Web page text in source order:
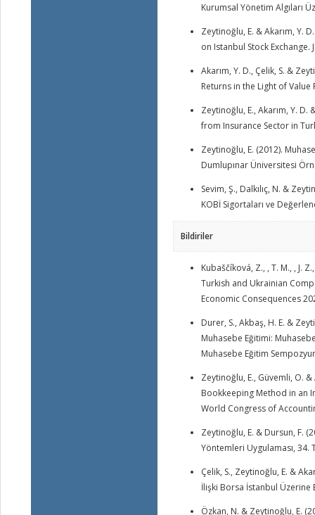
Kurumsal Yönetim Algıları
Zeytinoğlu, E. & Akarım, Y.
on Istanbul Stock
Akarım, Y. D., Çelik, S. &
Returns in the Light of
Zeytinoğlu, E., Akarım, Y.
from Insurance Sector in
Zeytinoğlu, E. (2012).
Dumlupınar Üniversitesi
Sevim, Ş., Dalkılıç, N. &
KOBİ Sigortaları ve
Bildiriler
Kubaščíková, Z., , T. M., , J.
Turkish and Ukrainian
Economic Consequences
Durer, S., Akbaş, H. E. &
Muhasebe Eğitimi:
Muhasebe Eğitim
Zeytinoğlu, E., Güvemli, O.
Bookkeeping Method in an
World Congress of
Zeytinoğlu, E. & Dursun, F.
Yöntemleri Uygulaması, 34.
Çelik, S., Zeytinoğlu, E. &
İlişki Borsa İstanbul Üzerine
Özkan, N. & Zeytinoğlu, E.